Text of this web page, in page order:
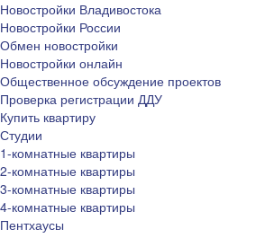
Новостройки Владивостока
Новостройки России
Обмен новостройки
Новостройки онлайн
Общественное обсуждение проектов
Проверка регистрации ДДУ
Купить квартиру
Студии
1-комнатные квартиры
2-комнатные квартиры
3-комнатные квартиры
4-комнатные квартиры
Пентхаусы